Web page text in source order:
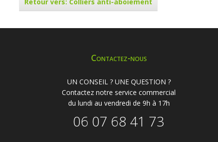
Contactez-nous
UN CONSEIL ? UNE QUESTION ?
Contactez notre service commercial
du lundi au vendredi de 9h à 17h
06 07 68 41 73